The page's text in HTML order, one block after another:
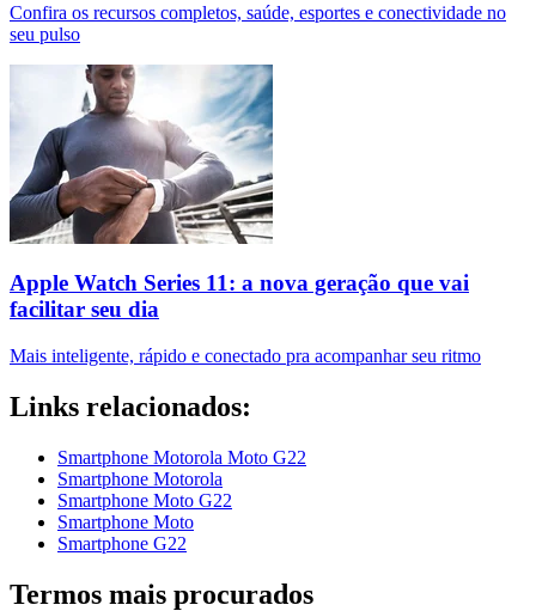
Confira os recursos completos, saúde, esportes e conectividade no
seu pulso
Apple Watch Series 11: a nova geração que vai
facilitar seu dia
Mais inteligente, rápido e conectado pra acompanhar seu ritmo
Links relacionados:
Smartphone Motorola Moto G22
Smartphone Motorola
Smartphone Moto G22
Smartphone Moto
Smartphone G22
Termos mais procurados